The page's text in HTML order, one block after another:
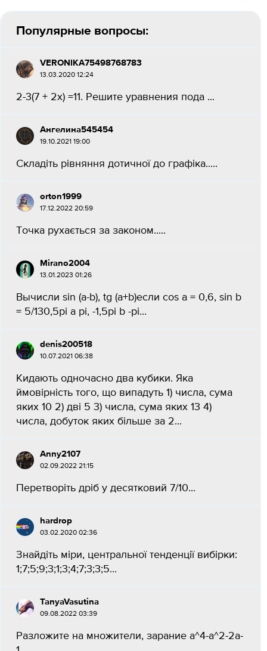
Популярные вопросы:
VERONIKA75498768783
13.03.2020 12:24
2-3(7 + 2x) =11. Решите уравнения пода ​...
Ангелина545454
19.10.2021 19:00
Складіть рівняння дотичної до графіка..​...
orton1999
17.12.2022 20:59
Точка рухається за законом..​...
Mirano2004
13.01.2023 01:26
Вычисли sin (a-b), tg (a+b)если cos a = 0,6, sin b
= 5/130,5pi a pi, -1,5pi b -pi​...
denis200518
10.07.2021 06:38
Кидають одночасно два кубики. Яка
ймовірність того, що випадуть 1) числа, сума
яких 10 2) дві 5 3) числа, сума яких 13 4)
числа, добуток яких більше за 2...
Anny2107
02.09.2022 21:15
Перетворіть дріб у десятковий 7/10​...
hardrop
03.02.2020 02:36
Знайдіть міри, центральної тенденції вибірки:
1;7;5;9;3;1;3;4;7;3;3;5...
TanyaVasutina
09.08.2022 03:39
Разложите на множители, зарание a^4-a^2-2a-